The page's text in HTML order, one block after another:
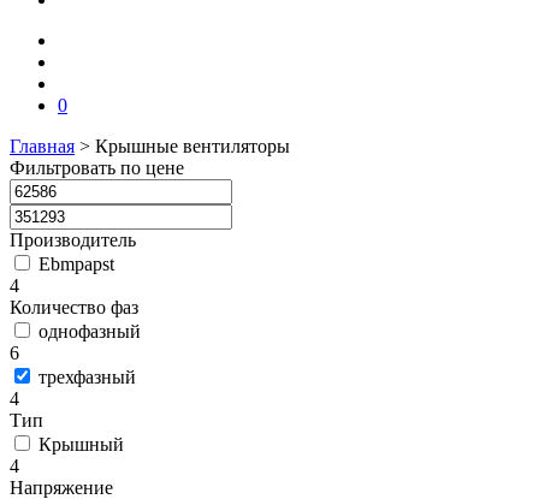
0
Главная > Крышные вентиляторы
Фильтровать по цене
Производитель
Ebmpapst
4
Количество фаз
однофазный
6
трехфазный
4
Тип
Крышный
4
Напряжение